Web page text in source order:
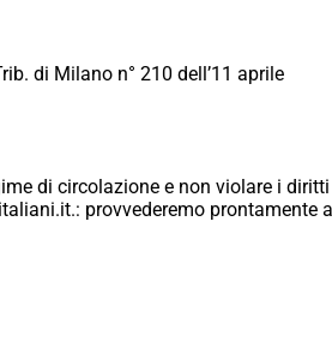
di Milano n° 210 dell’11 aprile
di circolazione e non violare i
provvederemo prontamente